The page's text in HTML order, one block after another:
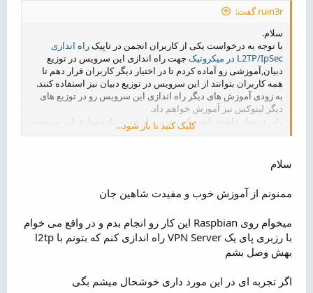
ruin3r گفت:
سلام.
با توجه به درخواست یکی از کاربران انجمن در تاپیک راه اندازی
L2TP/IpSec در میکروتیک
جهت راه اندازی این سرویس در توزیع
دبیان,آموزشی رو آماده کردم تا در اختیار دیگر کاربران قرار دهم تا
همه کاربران بتوانند از این سرویس در توزیع دبیان نیز استفاده کنند.
به زودی آموزش های دیگر راه اندازی این سرویس رو در توزیع های
دیگر لینوکس نیز آموزش خواهم داد.
ولی در نظر داشته باشید که بهترین راه جهت پیاده سازی این سرویس
سیستم عامل میکروتیک می باشد چون مدیریت سرویس در آن آسان
L2TP/IpSec یک پروتکل پیشرفته و بر اساس استاندارد IETF
PPTP می باشد و بسیار هم توصیه می شود که از کاربران از این
مشاهده پیوست 169
کلیک کنید تا باز شود...
سلام
ممنونم از آموزش خوب و مفیدت شاهین جان
میخوام روی Raspbian این کار رو انجام بدم و در واقع می خوام
با رزبری پای یک VPN Server راه اندازی کنم که بتونم با l2tp
بهش وصل بشم
اگر تجربه ای در این مورد داری خوشحال میشم بگی